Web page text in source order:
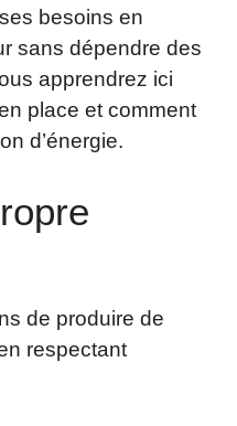
besoins en
sans dépendre des
apprendrez ici
place et comment
d’énergie.
de produire de
respectant